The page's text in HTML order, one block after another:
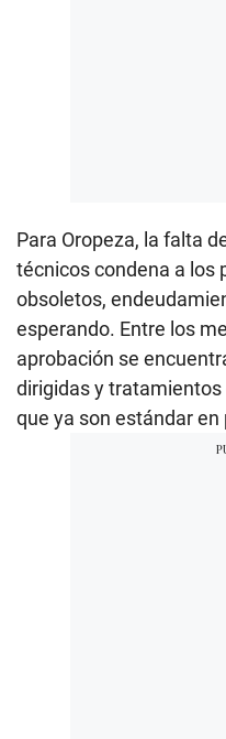
Para Oropeza, la falta
técnicos condena a los
obsoletos,
esperando. Entre los
aprobación se
dirigidas y
que ya son estándar en